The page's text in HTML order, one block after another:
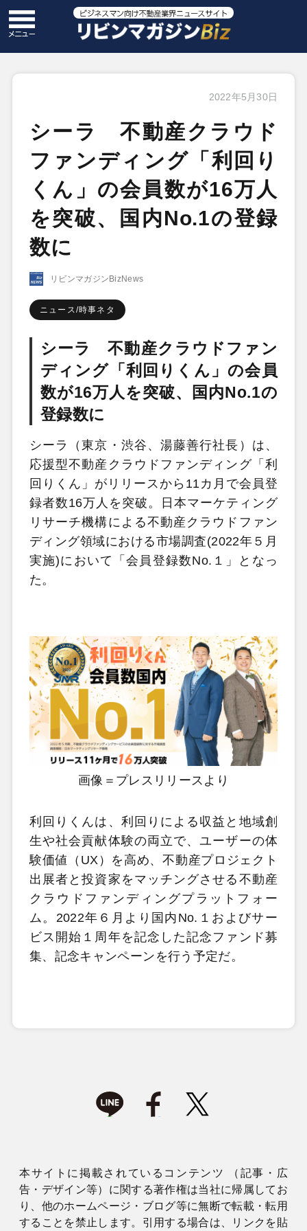
2022年5月30日
シーラ 不動産クラウド
ファンディング「利回り
くん」の会員数が16万人
を突破、国内No.1の登録
数に
リビンマガジンBizNews
ニュース/時事ネタ
シーラ 不動産クラウドファン
ディング「利回りくん」の会員
数が16万人を突破、国内No.1の
登録数に
シーラ（東京・渋谷、湯藤善行社長）は、
応援型不動産クラウドファンディング「利
回りくん」がリリースから11カ月で会員登
録者数16万人を突破。日本マーケティング
リサーチ機構による不動産クラウドファン
ディング領域における市場調査(2022年５月
実施)において「会員登録数No.１」となっ
た。
画像＝プレスリリースより
利回りくんは、利回りによる収益と地域創
生や社会貢献体験の両立で、ユーザーの体
験価値（UX）を高め、不動産プロジェクト
出展者と投資家をマッチングさせる不動産
クラウドファンディングプラットフォー
ム。2022年６月より国内No.１およびサー
ビス開始１周年を記念した記念ファンド募
集、記念キャンペーンを行う予定だ。
本サイトに掲載されているコンテンツ （記事・広
告・デザイン等）に関する著作権は当社に帰属してお
り、他のホームページ・ブログ等に無断で転載・転用
することを禁止します。引用する場合は、リンクを貼